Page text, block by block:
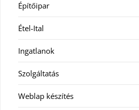
Építőipar
Étel-Ital
Ingatlanok
Szolgáltatás
Weblap készítés